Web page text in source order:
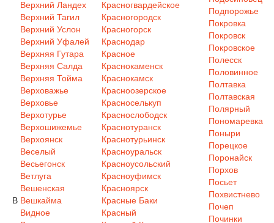
В
Верхний Ландех
Верхний Тагил
Верхний Услон
Верхний Уфалей
Верхняя Гутара
Верхняя Салда
Верхняя Тойма
Верховажье
Верховье
Верхотурье
Верхошижемье
Верхоянск
Веселый
Весьегонск
Ветлуга
Вешенская
Вешкайма
Видное
Красногвардейское
Красногородск
Красногорск
Краснодар
Красное
Краснокаменск
Краснокамск
Красноозерское
Красноселькуп
Краснослободск
Краснотуранск
Краснотурьинск
Красноуральск
Красноусольский
Красноуфимск
Красноярск
Красные Баки
Красный
Подпорожье
Покровка
Покровск
Покровское
Полесск
Половинное
Полтавка
Полтавская
Полярный
Пономаревка
Поныри
Порецкое
Поронайск
Порхов
Посьет
Похвистнево
Почеп
Починки